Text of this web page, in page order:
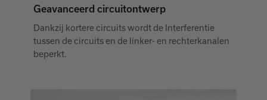
Geavanceerd circuitontwerp
Dankzij kortere circuits wordt de Interferentie
tussen de circuits en de linker- en rechterkanalen
beperkt.